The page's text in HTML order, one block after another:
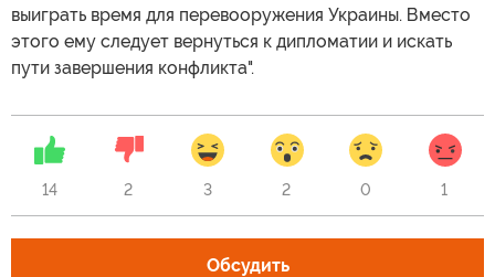
выиграть время для перевооружения Украины. Вместо
этого ему следует вернуться к дипломатии и искать
пути завершения конфликта".
14 2 3 2 0 1
Обсудить